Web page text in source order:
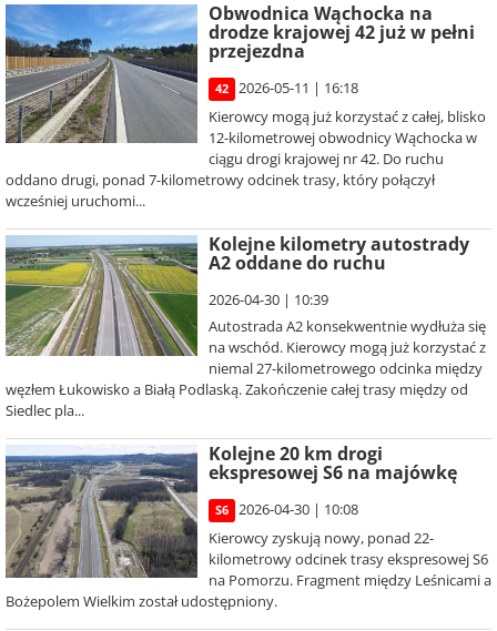
Obwodnica Wąchocka na
drodze krajowej 42 już w pełni
przejezdna
42
2026-05-11 | 16:18
Kierowcy mogą już korzystać z całej, blisko
12-kilometrowej obwodnicy Wąchocka w
ciągu drogi krajowej nr 42. Do ruchu
oddano drugi, ponad 7-kilometrowy odcinek trasy, który połączył
wcześniej uruchomi...
Kolejne kilometry autostrady
A2 oddane do ruchu
2026-04-30 | 10:39
Autostrada A2 konsekwentnie wydłuża się
na wschód. Kierowcy mogą już korzystać z
niemal 27-kilometrowego odcinka między
węzłem Łukowisko a Białą Podlaską. Zakończenie całej trasy między od
Siedlec pla...
Kolejne 20 km drogi
ekspresowej S6 na majówkę
S6
2026-04-30 | 10:08
Kierowcy zyskują nowy, ponad 22-
kilometrowy odcinek trasy ekspresowej S6
na Pomorzu. Fragment między Leśnicami a
Bożepolem Wielkim został udostępniony.